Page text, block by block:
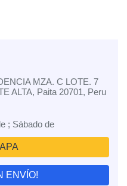
MZA. C LOTE. 7
ALTA, Paita 20701, Peru
; Sábado de
ENVÍO!